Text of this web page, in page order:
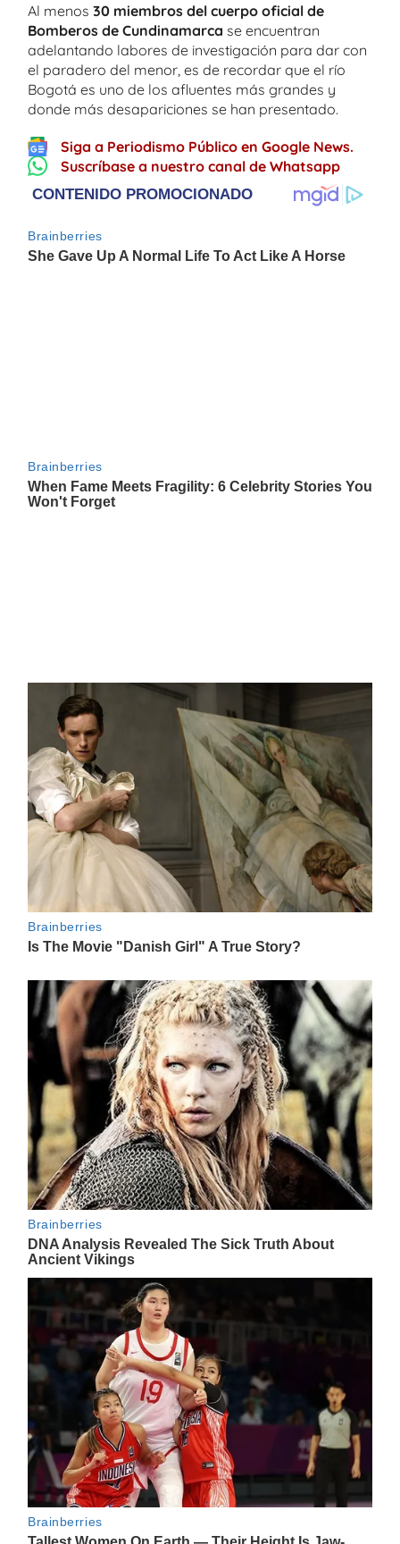
Al menos 30 miembros del cuerpo oficial de
Bomberos de Cundinamarca se encuentran
adelantando labores de investigación para dar con
el paradero del menor, es de recordar que el río
Bogotá es uno de los afluentes más grandes y
donde más desapariciones se han presentado.
Siga a Periodismo Público en Google News.
Suscríbase a nuestro canal de Whatsapp